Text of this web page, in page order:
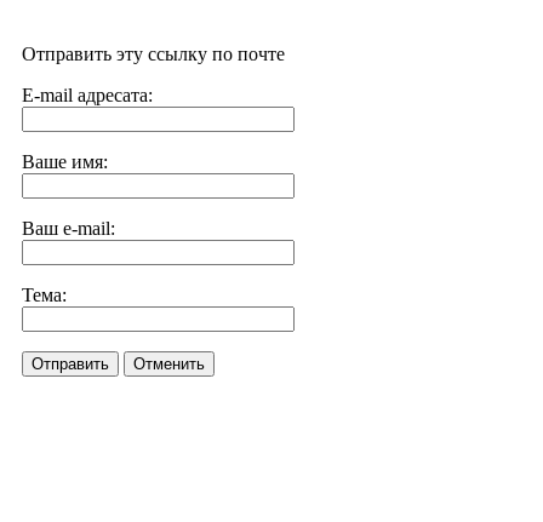
Отправить эту ссылку по почте
E-mail адресата:
Ваше имя:
Ваш e-mail:
Тема:
Отправить Отменить